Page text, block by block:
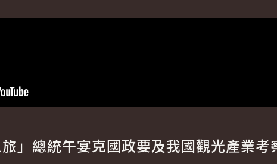
旅」總統午宴克國政要及我國觀光產業考